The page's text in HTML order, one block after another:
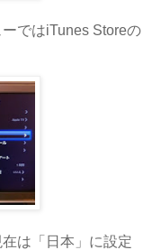
ではiTunes Storeの
は「日本」に設定